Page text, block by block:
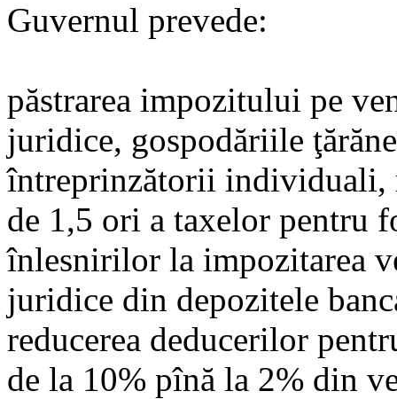
Guvernul prevede:
păstrarea impozitului pe
juridice, gospodăriile
întreprinzătorii individuali,
de 1,5 ori a taxelor pentru
înlesnirilor la impozitarea
juridice din depozitele
reducerea deducerilor
de la 10% pînă la 2% din